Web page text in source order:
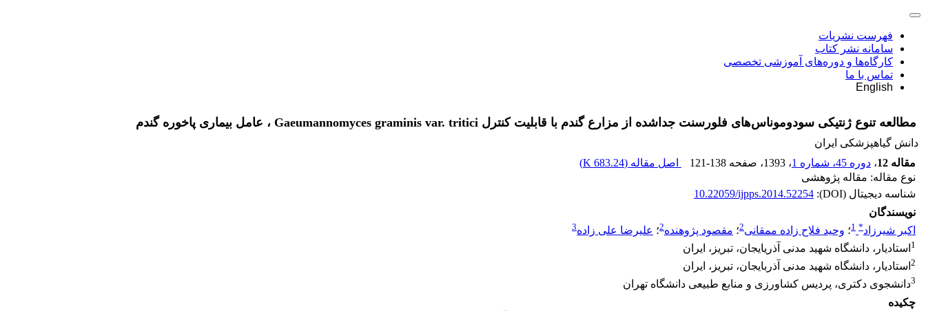
فهرست نشریات
سامانه نشر کتاب
کارگاه‌ها و دوره‌های آموزشی تخصصی
تماس با ما
English
مطالعه تنوع ژنتیکی سودوموناس‌های فلورسنت جداشده از مزارع گندم با قابلیت کنترل Gaeumannomyces graminis var. tritici ، عامل بیماری پاخوره گندم
دانش گیاهپزشکی ایران
مقاله 12
، دوره 45، شماره 1 ، 1393 ، صفحه 121-138 اصل مقاله (683.24 K
)
نوع مقاله: مقاله پژوهشی
شناسه دیجیتال (DOI):
10.22059/ijpps.2014.52254
نویسندگان
اکبر شیرزاد*
1؛ وحید فلاح زاده ممقانی2؛ مقصود پژوهنده2؛ علیرضا علی زاده3
1 استادیار، دانشگاه شهید مدنی آذریایجان، تبریز، ایران
2 استادیار، دانشگاه شهید مدنی آذربایجان، تبریز، ایران
3دانشجوی دکتری، پردیس کشاورزی و منابع طبیعی دانشگاه تهران
چکیده